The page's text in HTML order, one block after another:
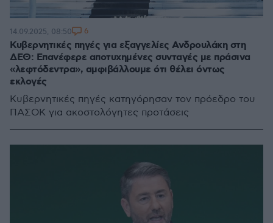
Κυβερνητικές πηγές για εξαγγελίες Ανδρουλάκη στη
ΔΕΘ: Επανέφερε αποτυχημένες συνταγές με πράσινα
«λεφτόδεντρα», αμφιβάλλουμε ότι θέλει όντως
εκλογές
Κυβερνητικές πηγές κατηγόρησαν τον πρόεδρο του
ΠΑΣΟΚ για ακοστολόγητες προτάσεις
14.09.2025, 08:50 6